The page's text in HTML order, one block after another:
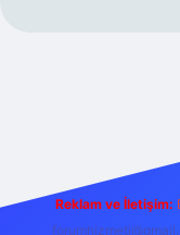
Reklam ve İletişim: